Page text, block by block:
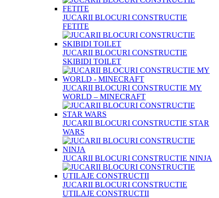
JUCARII BLOCURI CONSTRUCTIE
FETITE
JUCARII BLOCURI CONSTRUCTIE
SKIBIDI TOILET
JUCARII BLOCURI CONSTRUCTIE MY
WORLD – MINECRAFT
JUCARII BLOCURI CONSTRUCTIE STAR
WARS
JUCARII BLOCURI CONSTRUCTIE NINJA
JUCARII BLOCURI CONSTRUCTIE
UTILAJE CONSTRUCTII